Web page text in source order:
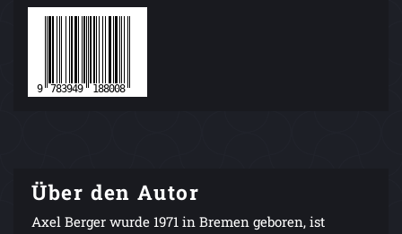
Über den Autor
Axel Berger wurde 1971 in Bremen geboren, ist